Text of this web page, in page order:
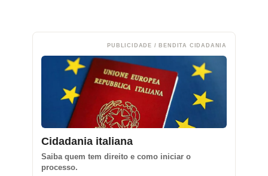
PUBLICIDADE / BENDITA CIDADANIA
Cidadania italiana
Saiba quem tem direito e como iniciar o
processo.